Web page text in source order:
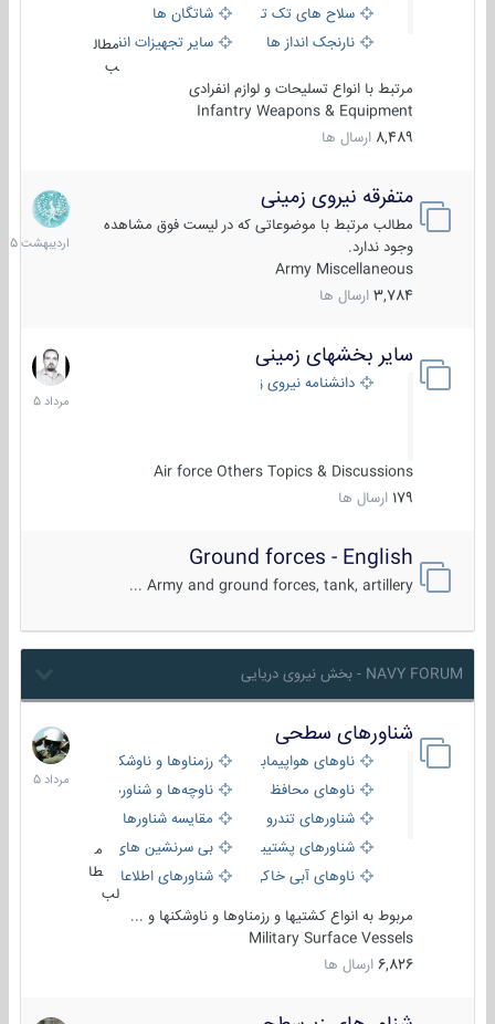
سلاح های تک تیر اندازیشاتگان ها
نارنجک انداز ها
سایر تجهیزات انفرادی
مطال
ب
مرتبط با انواع تسلیحات و لوازم انفرادی
Infantry Weapons & Equipment
8,489 ارسال ها
متفرقه نیروی زمینی
مطالب مرتبط با موضوعاتی که در لیست فوق مشاهده
وجود ندارد.
Army Miscellaneous
3,784 ارسال ها
27
1405
سایر بخشهای زمینی
دانشنامه نیروی زمینی
Air force Others Topics & Discussions
179 ارسال ها
9
مرداد
1405
Ground forces - English
Army and ground forces, tank, artillery ...
NAVY FORUM - بخش نیروی دریایی
شناورهای سطحی
ناوهای هواپیمابر و بالگرد بررزمناوها و ناوشکن‌ها
ناوهای محافظ
ناوچه‌ها و شناورهای گشتی
شناورهای تندرو
مقایسه شناورها
شناورهای پشتیبانی
بی سرنشین های دریایی
ناوهای آبی خاکی و نیروبرشناورهای اطلاعاتی و جاسوسی
طا
لب
مربوط به انواع کشتیها و رزمناوها و ناوشکنها و ...
Military Surface Vessels
6,826 ارسال ها
2
مرداد
1405